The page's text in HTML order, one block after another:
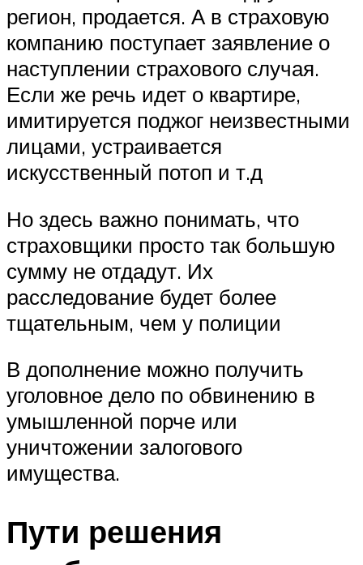
регион, продается. А в страховую
компанию поступает заявление о
наступлении страхового случая.
Если же речь идет о квартире,
имитируется поджог неизвестными
лицами, устраивается
искусственный потоп и т.д
Но здесь важно понимать, что
страховщики просто так большую
сумму не отдадут. Их
расследование будет более
тщательным, чем у полиции
В дополнение можно получить
уголовное дело по обвинению в
умышленной порче или
уничтожении залогового
имущества.
Пути решения